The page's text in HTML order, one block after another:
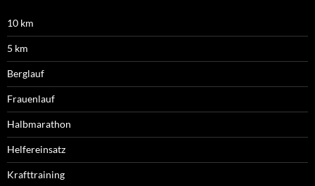
10 km
5 km
Berglauf
Frauenlauf
Halbmarathon
Helfereinsatz
Krafttraining